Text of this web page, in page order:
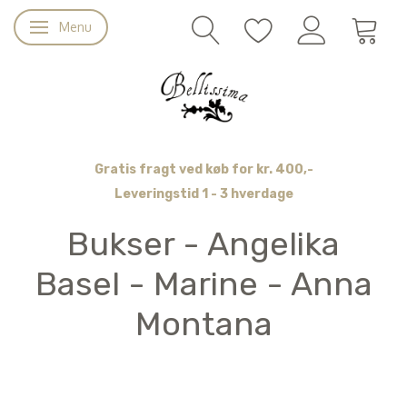
Skifte navigation
Menu
Gratis fragt ved køb for kr. 400,-
Leveringstid 1 - 3 hverdage
Bukser - Angelika
Basel - Marine - Anna
Montana